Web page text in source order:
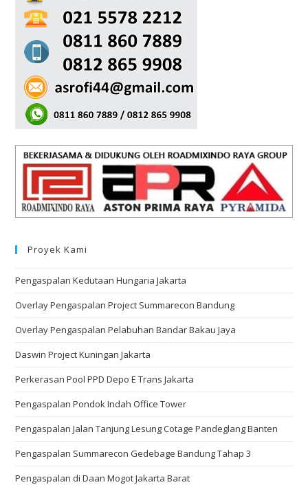
Proyek Kami
Pengaspalan Kedutaan Hungaria Jakarta
Overlay Pengaspalan Project Summarecon Bandung
Overlay Pengaspalan Pelabuhan Bandar Bakau Jaya
Daswin Project Kuningan Jakarta
Perkerasan Pool PPD Depo E Trans Jakarta
Pengaspalan Pondok Indah Office Tower
Pengaspalan Jalan Tanjung Lesung Cotage Pandeglang Banten
Pengaspalan Summarecon Gedebage Bandung Tahap 3
Pengaspalan di Daan Mogot Jakarta Barat